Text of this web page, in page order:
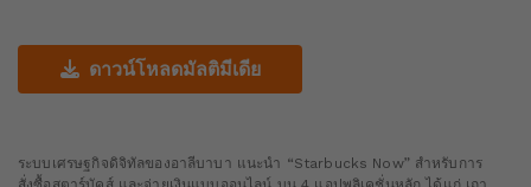
ดาวน์โหลดมัลติมีเดีย
ระบบเศรษฐกิจดิจิทัลของอาลีบาบา แนะนำ “Starbucks Now” สำหรับการ